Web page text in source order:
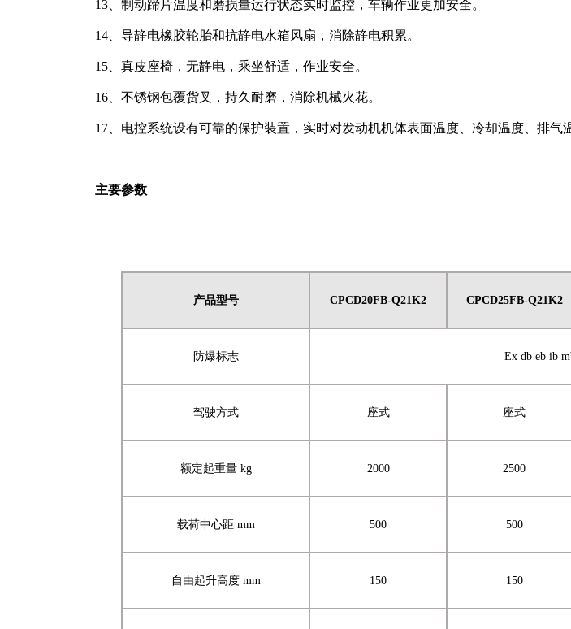
13、制动蹄片温度和磨损量运行状态实时监控，车辆作业更加安全。
14、导静电橡胶轮胎和抗静电水箱风扇，消除静电积累。
15、真皮座椅，无静电，乘坐舒适，作业安全。
16、不锈钢包覆货叉，持久耐磨，消除机械火花。
17、电控系统设有可靠的保护装置，实时对发动机机体表面温度、冷却温度、排气
主要参数
产品型号 CPCD20FB-Q21K2 CPCD25FB-Q21K2
防爆标志 Ex db eb ib
驾驶方式 座式 座式
额定起重量 kg 2000 2500
载荷中心距 mm 500 500
自由起升高度 mm 150 150